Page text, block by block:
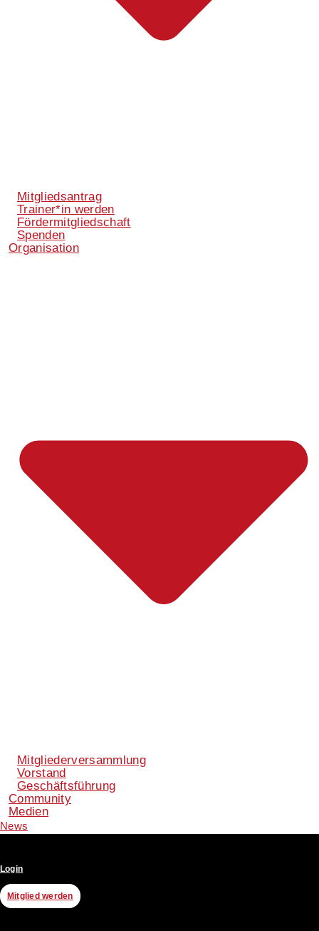
Mitgliedsantrag
Trainer*in werden
Fördermitgliedschaft
Spenden
Organisation
Mitgliederversammlung
Vorstand
Geschäftsführung
Community
Medien
News
Login
Mitglied werden